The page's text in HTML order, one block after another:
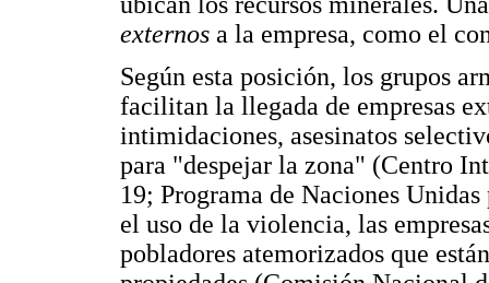
externos a la empresa, como el
Según esta posición, los grupos
facilitan la llegada de empresas
intimidaciones, asesinatos
para "despejar la zona" (Centro
19; Programa de Naciones
el uso de la violencia, las
pobladores atemorizados que